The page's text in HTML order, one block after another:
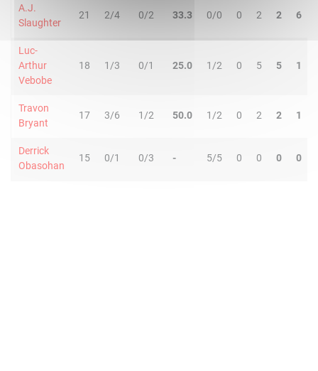
A.J.
Slaughter
21 2/4 0/2 33.3 0/0 0 2 2 6
Luc-
Arthur
Vebobe
18 1/3 0/1 25.0 1/2 0 5 5 1
Travon
Bryant
17 3/6 1/2 50.0 1/2 0 2 2 1
Derrick
Obasohan
15 0/1 0/3 - 5/5 0 0 0 0